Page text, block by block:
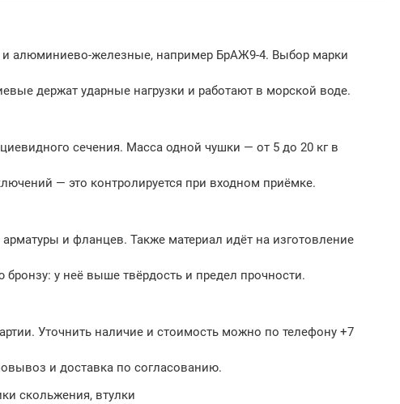
алюминиево-железные, например БрАЖ9-4. Выбор марки
держат ударные нагрузки и работают в морской воде.
сечения. Масса одной чушки — от 5 до 20 кг в
— это контролируется при входном приёмке.
и фланцев. Также материал идёт на изготовление
у неё выше твёрдость и предел прочности.
Уточнить наличие и стоимость можно по телефону +7
и доставка по согласованию.
скольжения, втулки